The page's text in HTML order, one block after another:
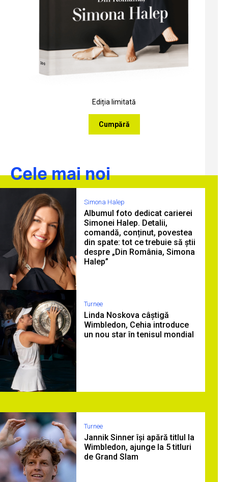
Ediția limitată
Cumpără
Cele mai noi
Simona Halep
Albumul foto dedicat carierei
Simonei Halep. Detalii,
comandă, conținut, povestea
din spate: tot ce trebuie să știi
despre „Din România, Simona
Halep”
Turnee
Linda Noskova câștigă
Wimbledon, Cehia introduce
un nou star în tenisul mondial
Turnee
Jannik Sinner își apără titlul la
Wimbledon, ajunge la 5 titluri
de Grand Slam